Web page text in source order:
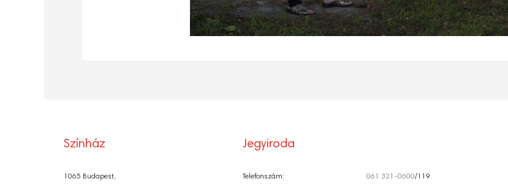
Színház
1065 Budapest,
Jegyiroda
Telefonszám: 061 321-0600/119